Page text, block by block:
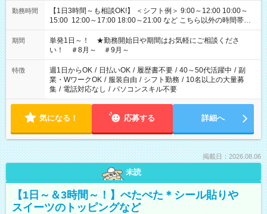
勤務時間
【1日3時間～も相談OK!】 ＜シフト例＞ 9:00～12:00 10:00～
15:00 12:00～17:00 18:00～21:00 など こちら以外の時間帯も
お気軽にご相談ください！
期間
単発1日～！ ★勤務開始日や期間はお気軽にご相談くださ
い！ ＃8月～ ＃9月～
特徴 週1日からOK / 日払いOK / 履歴書不要 / 40～50代活躍中 / 副
業・WワークOK / 服装自由 / シフト勤務 / 10名以上の大量募
集 / 電話対応なし / パソコンスキル不要
気になる！ 応募する 詳細へ
掲載日：2026.08.06
未読
【1日～＆3時間～！】ぺたぺた＊シール貼りや
スイーツのトッピングなど